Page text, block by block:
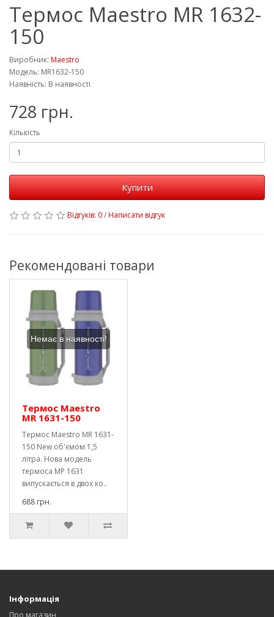
Термос Maestro MR 1632-
150
Виробник: Maestro
Модель: MR1632-150
Наявність: В наявності
728 грн.
Кількість
Купити
Відгуків: 0/Написати відгук
Рекомендовані товари
Немає в наявності!
Термос Maestro
MR 1631-150
Термос Maestro MR 1631-
150 New об'ємом 1,5
літра. Нова модель
термоса МР 1631
випускається в двох ко..
688 грн.
Інформація